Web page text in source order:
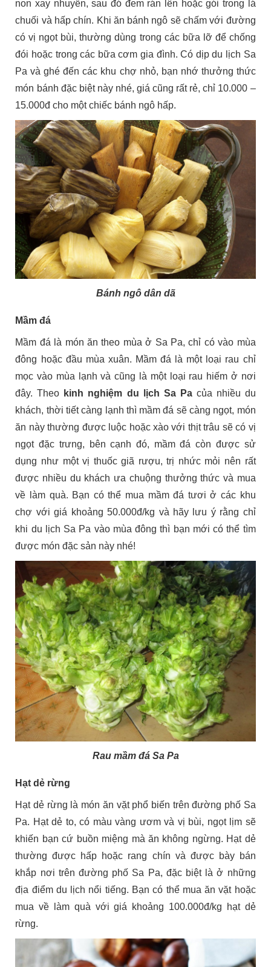
non xay nhuyễn, sau đó đem rán lên hoặc gói trong lá
chuối và hấp chín. Khi ăn bánh ngô sẽ chấm với đường
có vị ngọt bùi, thường dùng trong các bữa lỡ để chống
đói hoặc trong các bữa cơm gia đình. Có dịp du lịch Sa
Pa và ghé đến các khu chợ nhỏ, bạn nhớ thưởng thức
món bánh đặc biệt này nhé, giá cũng rất rẻ, chỉ 10.000 –
15.000đ cho một chiếc bánh ngô hấp.
Bánh ngô dân dã
Mầm đá
Mầm đá là món ăn theo mùa ở Sa Pa, chỉ có vào mùa
đông hoặc đầu mùa xuân. Mầm đá là một loại rau chỉ
mọc vào mùa lạnh và cũng là một loại rau hiếm ở nơi
đây. Theo kinh nghiệm du lịch Sa Pacủa nhiều du
khách, thời tiết càng lạnh thì mầm đá sẽ càng ngọt, món
ăn này thường được luộc hoặc xào với thịt trâu sẽ có vị
ngọt đặc trưng, bên cạnh đó, mầm đá còn được sử
dụng như một vị thuốc giã rượu, trị nhức mỏi nên rất
được nhiều du khách ưa chuộng thưởng thức và mua
về làm quà. Bạn có thể mua mầm đá tươi ở các khu
chợ với giá khoảng 50.000đ/kg và hãy lưu ý rằng chỉ
khi du lịch Sa Pa vào mùa đông thì bạn mới có thể tìm
được món đặc sản này nhé!
Rau mầm đá Sa Pa
Hạt dẻ rừng
Hạt dẻ rừng là món ăn vặt phổ biến trên đường phố Sa
Pa. Hạt dẻ to, có màu vàng ươm và vị bùi, ngọt lịm sẽ
khiến bạn cứ buồn miệng mà ăn không ngừng. Hạt dẻ
thường được hấp hoặc rang chín và được bày bán
khắp nơi trên đường phố Sa Pa, đặc biệt là ở những
địa điểm du lịch nổi tiếng. Bạn có thể mua ăn vặt hoặc
mua về làm quà với giá khoảng 100.000đ/kg hạt dẻ
rừng.